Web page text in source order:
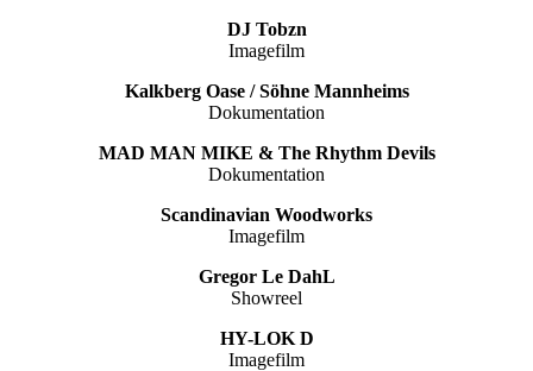
DJ Tobzn
Imagefilm
Kalkberg Oase / Söhne Mannheims
Dokumentation
MAD MAN MIKE & The Rhythm Devils
Dokumentation
Scandinavian Woodworks
Imagefilm
Gregor Le DahL
Showreel
HY-LOK D
Imagefilm